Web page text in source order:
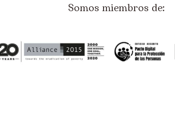
Somos miembros de: